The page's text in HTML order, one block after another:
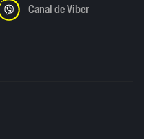
Canal de Viber